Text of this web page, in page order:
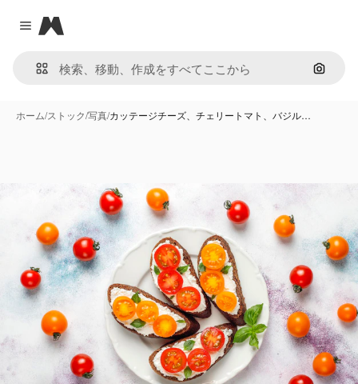
Close menu
Magnific
画像で
ホーム/ストック/写真/カッテージチーズ、チェリートマト、バジル…